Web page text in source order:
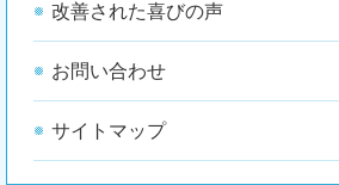
改善された喜びの声
お問い合わせ
サイトマップ